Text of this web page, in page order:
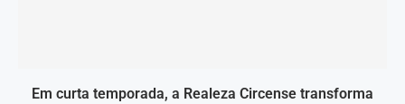
Em curta temporada, a Realeza Circense transforma